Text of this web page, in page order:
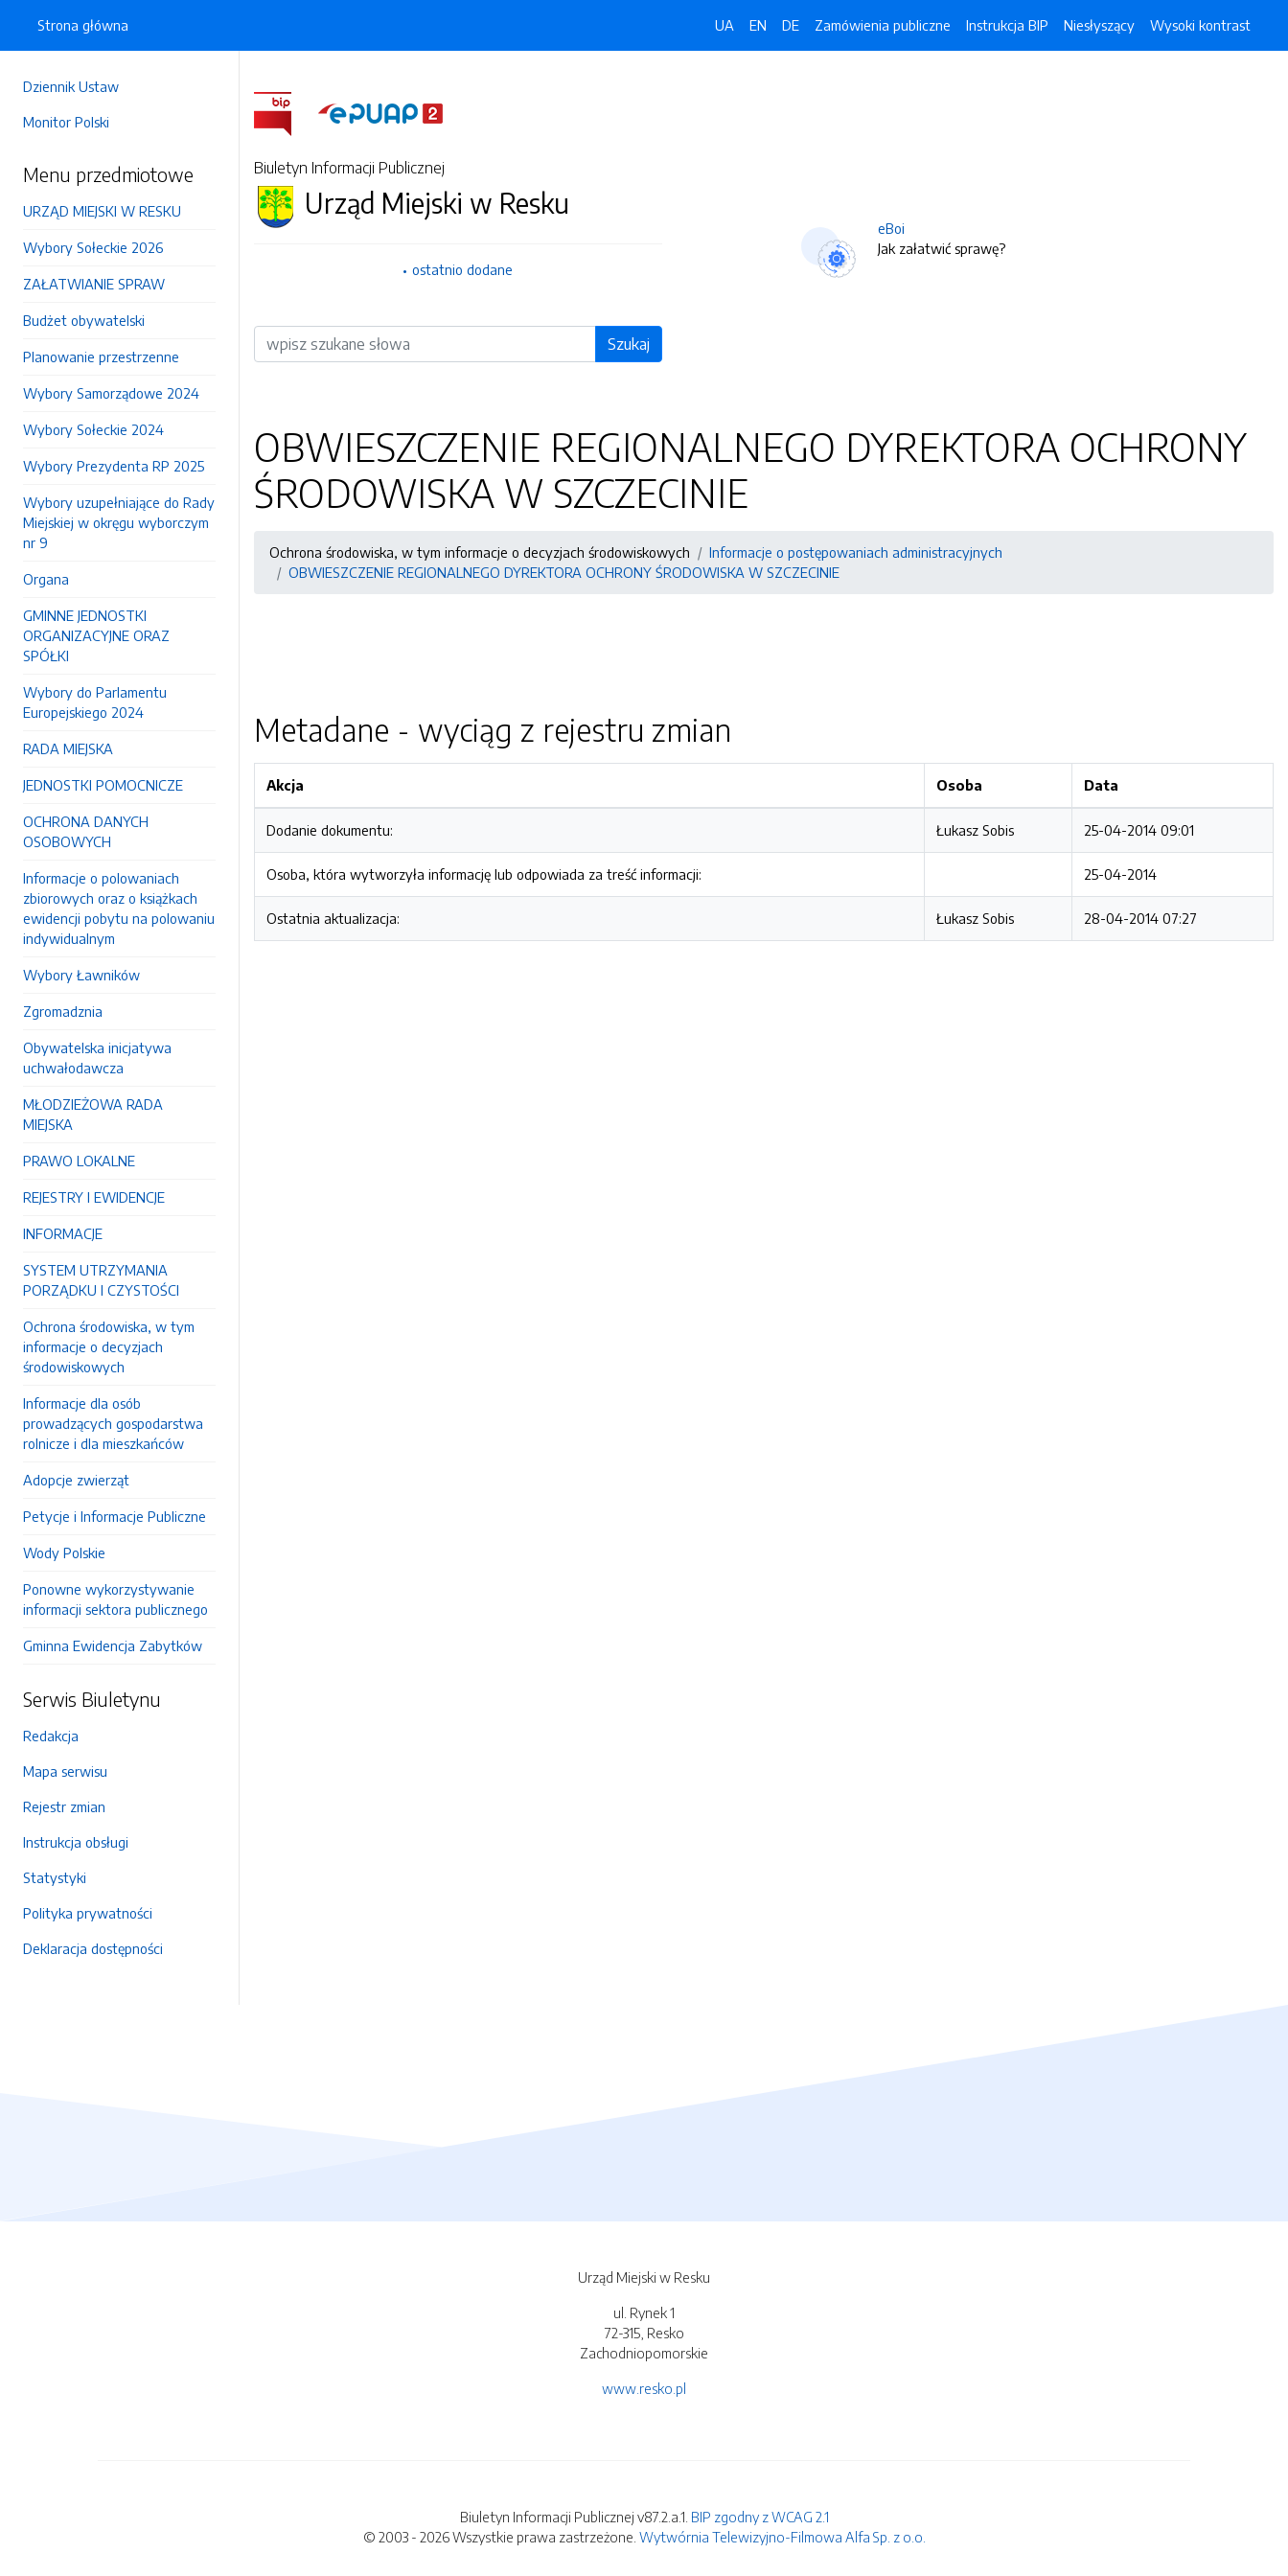
Dziennik Ustaw
Monitor Polski
Menu przedmiotowe
URZĄD MIEJSKI W RESKU
Wybory Sołeckie 2026
ZAŁATWIANIE SPRAW
Budżet obywatelski
Planowanie przestrzenne
Wybory Samorządowe 2024
Wybory Sołeckie 2024
Wybory Prezydenta RP 2025
Wybory uzupełniające do Rady
Miejskiej w okręgu wyborczym
nr 9
Organa
GMINNE JEDNOSTKI
ORGANIZACYJNE ORAZ
SPÓŁKI
Wybory do Parlamentu
Europejskiego 2024
RADA MIEJSKA
JEDNOSTKI POMOCNICZE
OCHRONA DANYCH
OSOBOWYCH
Informacje o polowaniach
zbiorowych oraz o książkach
ewidencji pobytu na polowaniu
indywidualnym
Wybory Ławników
Zgromadznia
Obywatelska inicjatywa
uchwałodawcza
MŁODZIEŻOWA RADA
MIEJSKA
PRAWO LOKALNE
REJESTRY I EWIDENCJE
INFORMACJE
SYSTEM UTRZYMANIA
PORZĄDKU I CZYSTOŚCI
Ochrona środowiska, w tym
informacje o decyzjach
środowiskowych
Informacje dla osób
prowadzących gospodarstwa
rolnicze i dla mieszkańców
Adopcje zwierząt
Petycje i Informacje Publiczne
Wody Polskie
Ponowne wykorzystywanie
informacji sektora publicznego
Gminna Ewidencja Zabytków
Serwis Biuletynu
Redakcja
Mapa serwisu
Rejestr zmian
Instrukcja obsługi
Statystyki
Polityka prywatności
Deklaracja dostępności
Strona główna UA EN DE Zamówienia publiczne Instrukcja BIP Niesłyszący Wysoki kontrast
Biuletyn Informacji Publicznej
Urząd Miejski w Resku
ostatnio dodane
Wyszukiwarka Szukaj
eBoi
Jak załatwić sprawę?
OBWIESZCZENIE REGIONALNEGO DYREKTORA OCHRONY
ŚRODOWISKA W SZCZECINIE
Ochrona środowiska, w tym informacje o decyzjach środowiskowych
Informacje o postępowaniach administracyjnych
OBWIESZCZENIE REGIONALNEGO DYREKTORA OCHRONY ŚRODOWISKA W SZCZECINIE
Metadane - wyciąg z rejestru zmian
Akcja Osoba Data
Dodanie dokumentu: Łukasz Sobis 25-04-2014 09:01
Osoba, która wytworzyła informację lub odpowiada za treść informacji: 25-04-2014
Ostatnia aktualizacja: Łukasz Sobis 28-04-2014 07:27
Urząd Miejski w Resku
ul. Rynek 1
72-315, Resko
Zachodniopomorskie
www.resko.pl
Biuletyn Informacji Publicznej v87.2.a.1. BIP zgodny z WCAG 2.1
© 2003 - 2026 Wszystkie prawa zastrzeżone. Wytwórnia Telewizyjno-Filmowa Alfa Sp. z o.o.